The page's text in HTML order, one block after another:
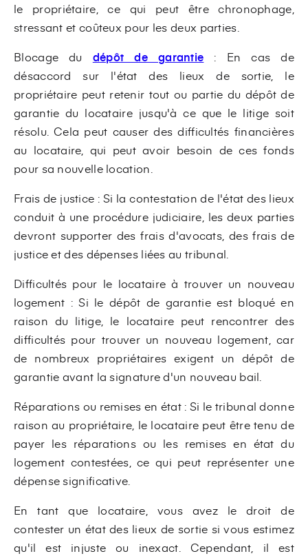
le propriétaire, ce qui peut être chronophage,
stressant et coûteux pour les deux parties.
Blocage du dépôt de garantie : En cas de
désaccord sur l'état des lieux de sortie, le
propriétaire peut retenir tout ou partie du dépôt de
garantie du locataire jusqu'à ce que le litige soit
résolu. Cela peut causer des difficultés financières
au locataire, qui peut avoir besoin de ces fonds
pour sa nouvelle location.
Frais de justice : Si la contestation de l'état des lieux
conduit à une procédure judiciaire, les deux parties
devront supporter des frais d'avocats, des frais de
justice et des dépenses liées au tribunal.
Difficultés pour le locataire à trouver un nouveau
logement : Si le dépôt de garantie est bloqué en
raison du litige, le locataire peut rencontrer des
difficultés pour trouver un nouveau logement, car
de nombreux propriétaires exigent un dépôt de
garantie avant la signature d'un nouveau bail.
Réparations ou remises en état : Si le tribunal donne
raison au propriétaire, le locataire peut être tenu de
payer les réparations ou les remises en état du
logement contestées, ce qui peut représenter une
dépense significative.
En tant que locataire, vous avez le droit de
contester un état des lieux de sortie si vous estimez
qu'il est injuste ou inexact. Cependant, il est